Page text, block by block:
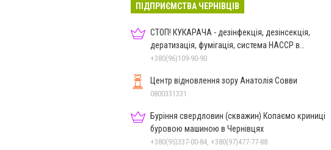
ПІДПРИЄМСТВА ЧЕРНІВЦІВ
СТОП! КУКАРАЧА - дезінфекція, дезінсекція,
дератизація, фумігація, система HACCP в
Чернівцях
+380(96)109-90-90
Центр відновлення зору Анатолія Совви
0800331331
Буріння свердловин (скважин) Копаємо криниці
буровою машиною в Чернівцях
+380(95)337-00-84, +380(97)477-77-88